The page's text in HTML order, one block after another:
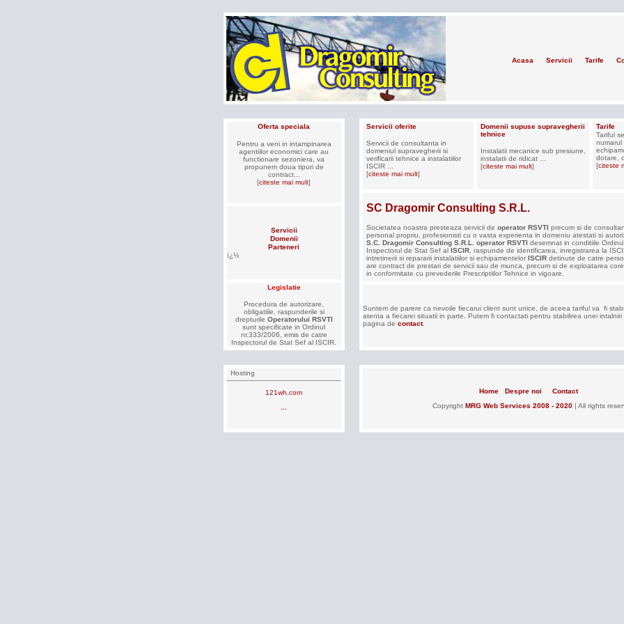
Acasa Servicii Tarife
Oferta speciala
Pentru a veni in intampinarea
agentiilor economici care au
functionare sezoniera, va
propunem doua tipuri de
contract...
[citeste mai mult]
Servicii oferite
Servicii de consultanta in
domeniul supravegherii si
verificarii tehnice a instalatiilor
ISCIR ...
[citeste mai mult]
Domenii supuse supravegherii
tehnice
Instalatii mecanice sub presiune,
instalatii de ridicat ...
[citeste mai mult]
Tarife
Tariful
numarul
dotare,
[citeste
SC Dragomir Consulting S.R.L.
Societatea noastra presteaza servicii de operator RSVTI precum si de
personal propriu, profesionisti cu o vasta experienta in domeniu atestati si
S.C. Dragomir Consulting S.R.L.
operator RSVTI desemnat in conditiile
Inspectorul de Stat Sef al ISCIR, raspunde de identificarea, inregistrarea la
intretinerii si repararii instalatiilor si echipamentelor ISCIRdetinute de catre
are contract de prestari de servicii sau de munca, precum si de exploatarea
in conformitate cu prevederile Prescriptiilor Tehnice in vigoare.
Servicii
Domenii
Parteneri
ï¿½
Legislatie
Procedura de autorizare,
obligatiile, raspunderile si
drepturile Operatorului RSVTI
sunt specificate in Ordinul
nr.333/2006, emis de catre
Inspectorul de Stat Sef al ISCIR.
Suntem de parere ca nevoile fiecarui client sunt unice, de aceea tariful va fi
atenta a fiecarei situatii in parte. Putem fi contactati pentru stabilirea unei
pagina de contact.
Hosting
121wh.com
Home Despre noi
Contact
Copyright MRG Web Services 2008 - 2020 | All rights